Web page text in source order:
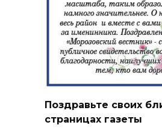
Поздравьте своих
страницах газеты